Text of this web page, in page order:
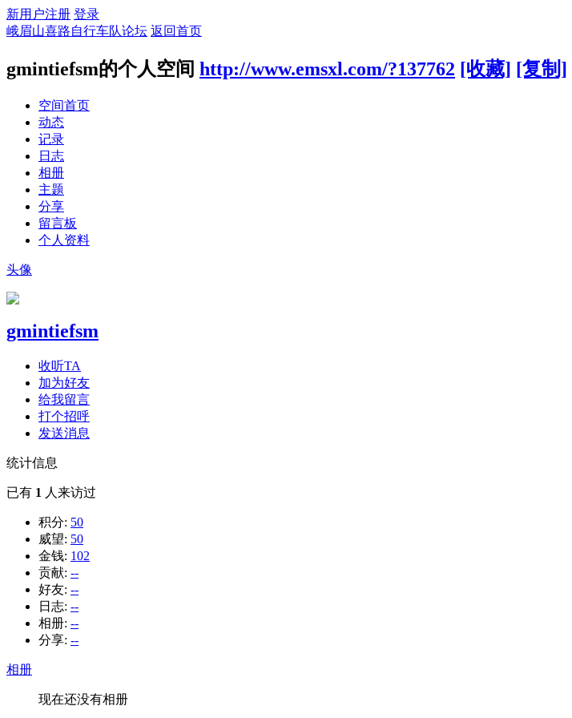
新用户注册 登录
峨眉山喜路自行车队论坛 返回首页
gmintiefsm的个人空间 http://www.emsxl.com/?137762 [收藏] [复制]
空间首页
动态
记录
日志
相册
主题
分享
留言板
个人资料
头像
gmintiefsm
收听TA
加为好友
给我留言
打个招呼
发送消息
统计信息
已有 1 人来访过
积分: 50
威望: 50
金钱: 102
贡献: --
好友: --
日志: --
相册: --
分享: --
相册
现在还没有相册